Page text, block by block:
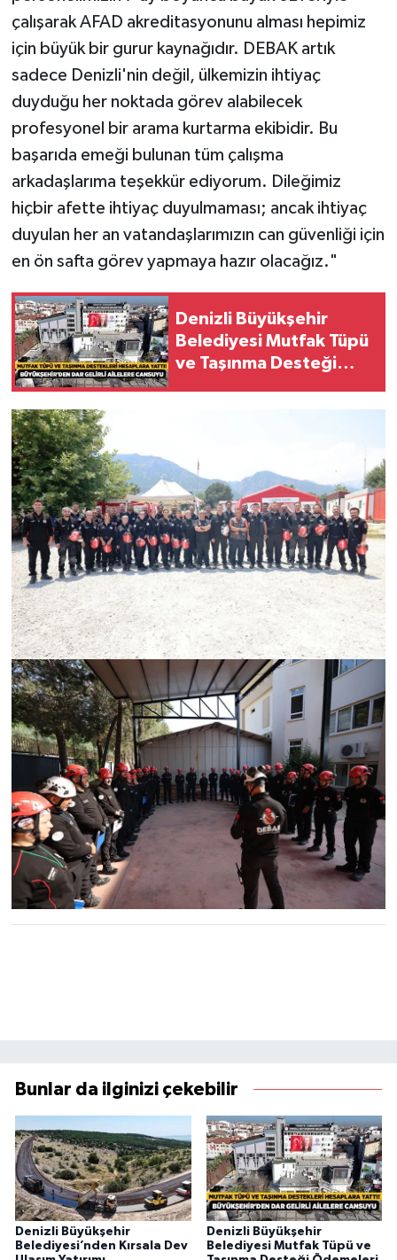
çalışarak AFAD akreditasyonunu alması hepimiz
için büyük bir gurur kaynağıdır. DEBAK artık
sadece Denizli'nin değil, ülkemizin ihtiyaç
duyduğu her noktada görev alabilecek
profesyonel bir arama kurtarma ekibidir. Bu
başarıda emeği bulunan tüm çalışma
arkadaşlarıma teşekkür ediyorum. Dileğimiz
hiçbir afette ihtiyaç duyulmaması; ancak ihtiyaç
duyulan her an vatandaşlarımızın can güvenliği için
en ön safta görev yapmaya hazır olacağız."
Denizli Büyükşehir
Belediyesi Mutfak Tüpü
ve Taşınma Desteği
Bunlar da ilginizi çekebilir
Denizli Büyükşehir
Belediyesi’nden Kırsala Dev
Denizli Büyükşehir
Belediyesi Mutfak Tüpü ve